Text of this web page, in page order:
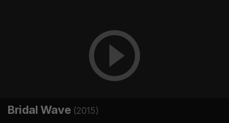
Bridal Wave (2015)